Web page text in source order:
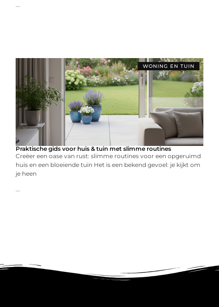
...
WONING EN TUIN
Praktische gids voor huis & tuin met slimme routines
Creëer een oase van rust: slimme routines voor een opgeruimd
huis en een bloeiende tuin Het is een bekend gevoel: je kijkt om
je heen
...